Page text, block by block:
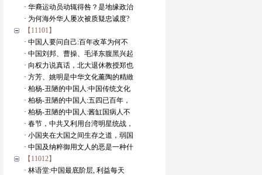
· 华裔运动员动辄得咎？是地缘政治
· 为何海外华人屡次被质疑忠诚度?
【11101】
· 中国人要问自己:百年改革为何不
· 中国刘邦、曹操、毛泽东腹黑兴起
· 向权力说真话，北大退休教授郑也
· 方芳、姚明是中华文化薰陶的精緻
· 柏杨-丑陋的中国人:中国传统文化
· 柏杨-丑陋的中国人:五四已百年，
· 柏杨-丑陋的中国人:酱缸国病人不
· 春节，中共又利用台湾明星统战，
· 小国夹在大国之间生存之道，弱国
· 中国及纳粹御用文人的恶是一种什
【11012】
· 林语堂:中国最底阶层, 利益每天